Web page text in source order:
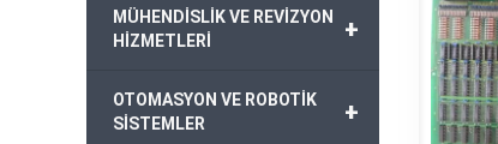
+
MÜHENDİSLİK VE REVİZYON
HİZMETLERİ
+
OTOMASYON VE ROBOTİK
SİSTEMLER